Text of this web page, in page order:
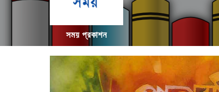
সময় প্রকাশন